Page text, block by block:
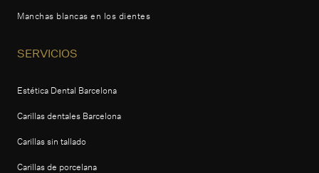
Manchas blancas en los dientes
SERVICIOS
Estética Dental Barcelona
Carillas dentales Barcelona
Carillas sin tallado
Carillas de porcelana